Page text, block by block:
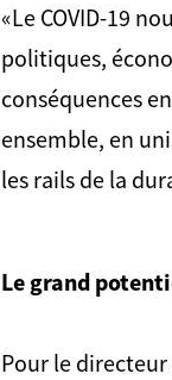
«Le COVID-19
politiques,
conséquences
ensemble, en
les rails de la
Le grand
Pour le directeur